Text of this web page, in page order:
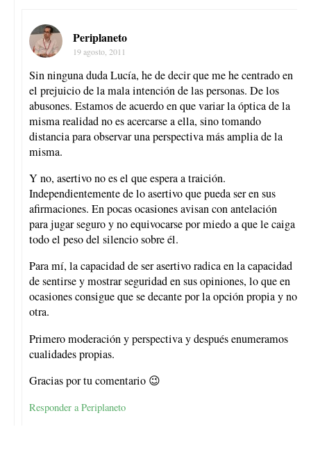
Periplaneto
19 agosto, 2011
Sin ninguna duda Lucía, he de decir que me he centrado en
el prejuicio de la mala intención de las personas. De los
abusones. Estamos de acuerdo en que variar la óptica de la
misma realidad no es acercarse a ella, sino tomando
distancia para observar una perspectiva más amplia de la
misma.
Y no, asertivo no es el que espera a traición.
Independientemente de lo asertivo que pueda ser en sus
afirmaciones. En pocas ocasiones avisan con antelación
para jugar seguro y no equivocarse por miedo a que le caiga
todo el peso del silencio sobre él.
Para mí, la capacidad de ser asertivo radica en la capacidad
de sentirse y mostrar seguridad en sus opiniones, lo que en
ocasiones consigue que se decante por la opción propia y no
otra.
Primero moderación y perspectiva y después enumeramos
cualidades propias.
Gracias por tu comentario 😉
Responder a Periplaneto